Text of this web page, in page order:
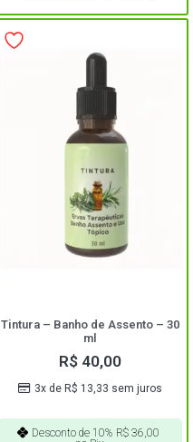
Tintura – Banho de Assento – 30
ml
R$40,00
3x de R$ 13,33 sem juros
Desconto de 10% R$36,00